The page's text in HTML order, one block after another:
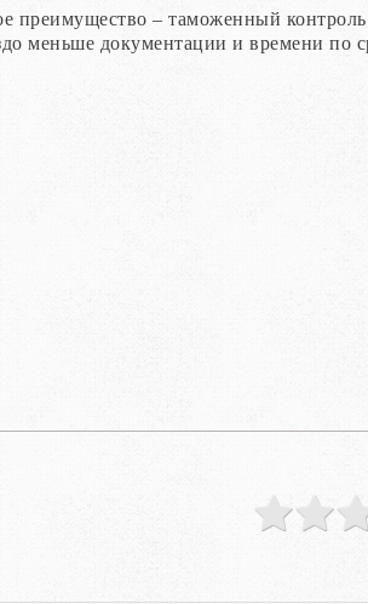
преимущество – таможенный
меньше документации и времени по